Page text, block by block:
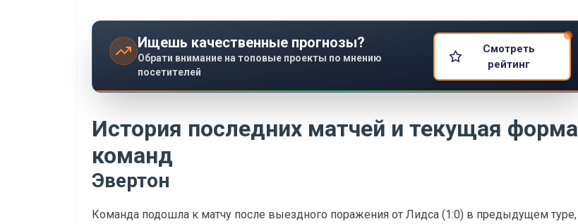
Ищешь качественные прогнозы?
Обрати внимание на топовые проекты по мнению
посетителей
Смотреть
рейтинг
История последних матчей и текущая форма
команд
Эвертон
Команда подошла к матчу после выездного поражения от Лидса (1:0) в предыдущем туре,